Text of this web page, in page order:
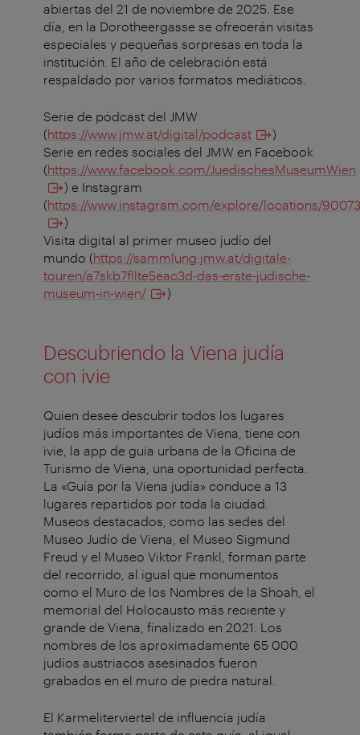
abiertas del 21 de noviembre de 2025. Ese
día, en la Dorotheergasse se ofrecerán visitas
especiales y pequeñas sorpresas en toda la
institución. El año de celebración está
respaldado por varios formatos mediáticos.
Serie de pódcast del JMW
(https://www.jmw.at/digital/podcast
)
Serie en redes sociales del JMW en Facebook
(https://www.facebook.com/JuedischesMuseumWien
) e Instagram
(https://www.instagram.com/explore/locations/
)
Visita digital al primer museo judío del
mundo (https://sammlung.jmw.at/digitale-
touren/a7skb7fllte5eac3d-das-erste-jüdische-
museum-in-wien/
)
Descubriendo la Viena judía
con ivie
Quien desee descubrir todos los lugares
judíos más importantes de Viena, tiene con
ivie, la app de guía urbana de la Oficina de
Turismo de Viena, una oportunidad perfecta.
La «Guía por la Viena judía» conduce a 13
lugares repartidos por toda la ciudad.
Museos destacados, como las sedes del
Museo Judío de Viena, el Museo Sigmund
Freud y el Museo Viktor Frankl, forman parte
del recorrido, al igual que monumentos
como el Muro de los Nombres de la Shoah, el
memorial del Holocausto más reciente y
grande de Viena, finalizado en 2021. Los
nombres de los aproximadamente 65 000
judíos austriacos asesinados fueron
grabados en el muro de piedra natural.
El Karmeliterviertel de influencia judía